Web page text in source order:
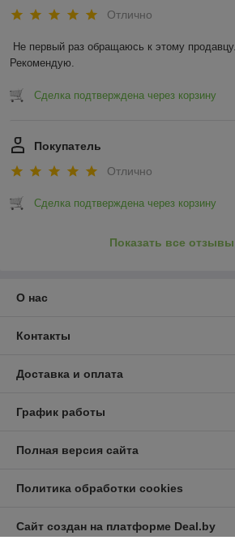
Отлично
Не первый раз обращаюсь к этому продавцу.
Рекомендую.
Сделка подтверждена через корзину
Покупатель
Отлично
Сделка подтверждена через корзину
Показать все отзывы
О нас
Контакты
Доставка и оплата
График работы
Полная версия сайта
Политика обработки cookies
Сайт создан на платформе Deal.by